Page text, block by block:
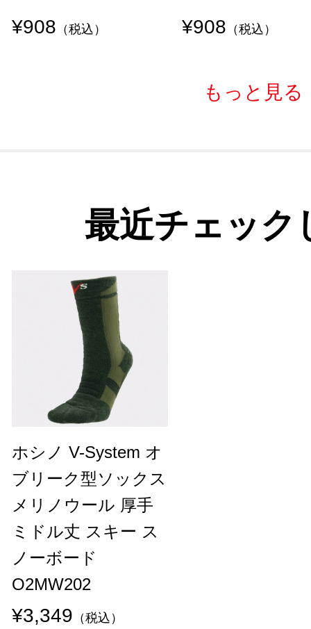
¥908 （税込） ¥908 （税込）
もっと見る
最近チェック
ホシノ V-System オ
ブリーク型ソックス
メリノウール 厚手
ミドル丈 スキー ス
ノーボード
O2MW202
¥3,349 （税込）